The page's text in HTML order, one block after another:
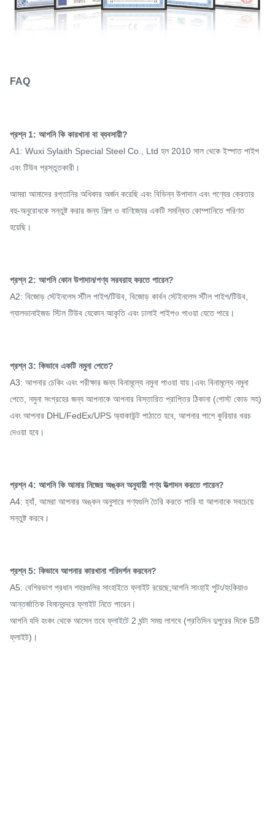
FAQ
প্রশ্ন 1: আপনি কি কারখানা বা ব্যবসায়ী?
A1: Wuxi Sylaith Special Steel Co., Ltd হল 2010 সাল থেকে ইস্পাত পাইপ
এবং টিউব প্রস্তুতকারী।
আমরা আমাদের রপ্তানির অধিকার অর্জন করেছি এবং বিভিন্ন উপাদান এবং পণ্যের ক্রেতার
বহু-অনুরোধকে সন্তুষ্ট করার জন্য শিল্প ও বাণিজ্যের একটি সমন্বিত কোম্পানিতে পরিণত
হয়েছি।
প্রশ্ন 2: আপনি কোন উপাদান/পণ্য সরবরাহ করতে পারেন?
A2: বিজোড় স্টেইনলেস স্টীল পাইপ/টিউব, বিজোড় কার্বন স্টেইনলেস স্টীল পাইপ/টিউব,
গ্যালভানাইজড স্টিল টিউব যেকোন আকৃতি এবং ঢালাই পাইপও পাওয়া যেতে পারে।
প্রশ্ন 3: কিভাবে একটি নমুনা পেতে?
A3: আপনার চেকিং এবং পরীক্ষার জন্য বিনামূল্যে নমুনা পাওয়া যায়।এবং বিনামূল্যে নমুনা
পেতে, নমুনা সংগ্রহের জন্য আপনাকে আপনার বিস্তারিত প্রাপ্তির ঠিকানা (পোস্ট কোড সহ)
এবং আপনার DHL/FedEx/UPS অ্যাকাউন্ট পাঠাতে হবে, আপনার পাশে কুরিয়ার খরচ
দেওয়া হবে।
প্রশ্ন 4: আপনি কি আমার নিজের অঙ্কন অনুযায়ী পণ্য উত্পাদন করতে পারেন?
A4: হ্যাঁ, আমরা আপনার অঙ্কন অনুসারে পণ্যগুলি তৈরি করতে পারি যা আপনাকে সবচেয়ে
সন্তুষ্ট করবে।
প্রশ্ন 5: কিভাবে আপনার কারখানা পরিদর্শন করবেন?
A5: বেশিরভাগ প্রধান শহরগুলির সাংহাইতে ফ্লাইট রয়েছে;আপনি সাংহাই পুটং/হংকিয়াও
আন্তর্জাতিক বিমানবন্দরে ফ্লাইট নিতে পারেন।
আপনি যদি হংকং থেকে আসেন তবে ফ্লাইটে 2 ঘন্টা সময় লাগবে (প্রতিদিন দুপুরের দিকে 5টি
ফ্লাইট)।